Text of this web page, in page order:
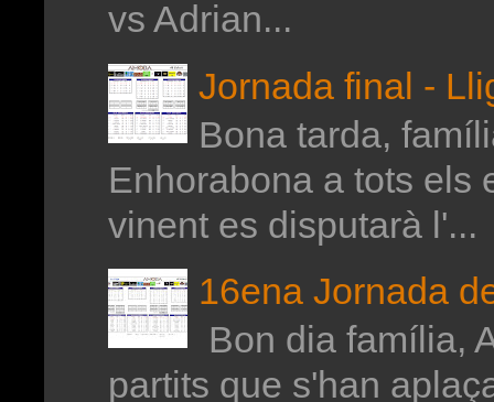
vs Adrian...
Jornada final -
Bona tarda,
Enhorabona a tots els
vinent es disputarà l'...
16ena Jornada
Bon dia família,
partits que s'han